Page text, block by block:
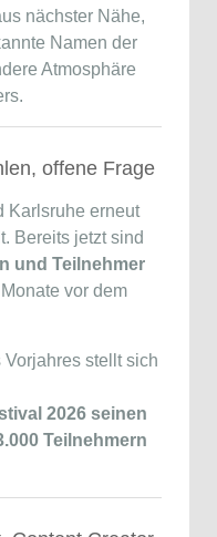
nächster Nähe,
Namen der
Atmosphäre
offene Frage
Karlsruhe erneut
Bereits jetzt sind
und Teilnehmer
vor dem
stellt sich
2026 seinen
Teilnehmern